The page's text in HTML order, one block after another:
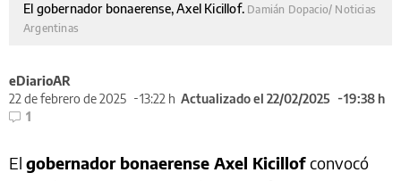
El gobernador bonaerense, Axel Kicillof. Damián Dopacio/ Noticias
Argentinas
eDiarioAR
22 de febrero de 2025
13:22 h Actualizado el 22/02/2025
19:38 h
1
El gobernador bonaerense Axel Kicillofconvocó